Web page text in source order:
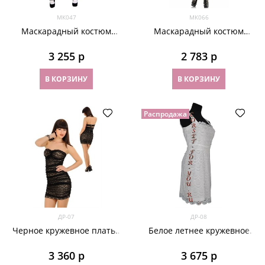
МК047
Маскарадный костюм
Платье и болеро
3 255 р
В КОРЗИНУ
МК066
Маскарадный костюм
леопардовым мехом
2 783 р
В КОРЗИНУ
ДР-07
Черное кружевное платье
3 360 р
Распродажа
ДР-08
Белое летнее кружевное
3 675 р